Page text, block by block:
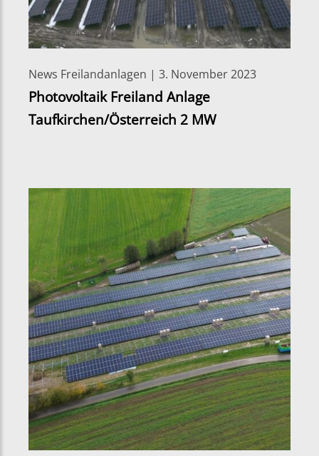
News Freilandanlagen | 3. November 2023
Photovoltaik Freiland Anlage
Taufkirchen/Österreich 2 MW